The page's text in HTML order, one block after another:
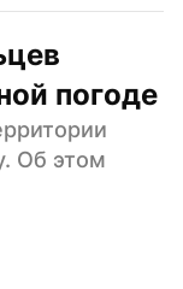
погоде
Об этом